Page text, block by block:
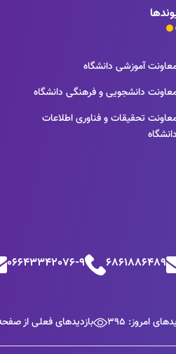
آموزشی دانشگاه
دانشجویی و فرهنگی دانشگاه
تحقیقات و فناوری اطلاعات
6861886489
06643342076-9
امروز: 395 بازدیدهای فعلی از صفحه: